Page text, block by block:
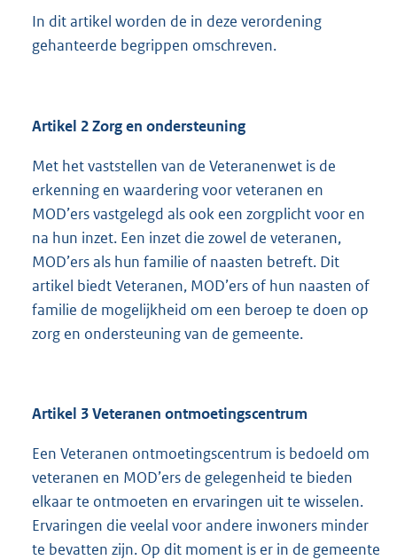
In dit artikel worden de in deze verordening
gehanteerde begrippen omschreven.
Artikel 2 Zorg en ondersteuning
Met het vaststellen van de Veteranenwet is de
erkenning en waardering voor veteranen en
MOD’ers vastgelegd als ook een zorgplicht voor en
na hun inzet. Een inzet die zowel de veteranen,
MOD’ers als hun familie of naasten betreft. Dit
artikel biedt Veteranen, MOD’ers of hun naasten of
familie de mogelijkheid om een beroep te doen op
zorg en ondersteuning van de gemeente.
Artikel 3 Veteranen ontmoetingscentrum
Een Veteranen ontmoetingscentrum is bedoeld om
veteranen en MOD’ers de gelegenheid te bieden
elkaar te ontmoeten en ervaringen uit te wisselen.
Ervaringen die veelal voor andere inwoners minder
te bevatten zijn. Op dit moment is er in de gemeente